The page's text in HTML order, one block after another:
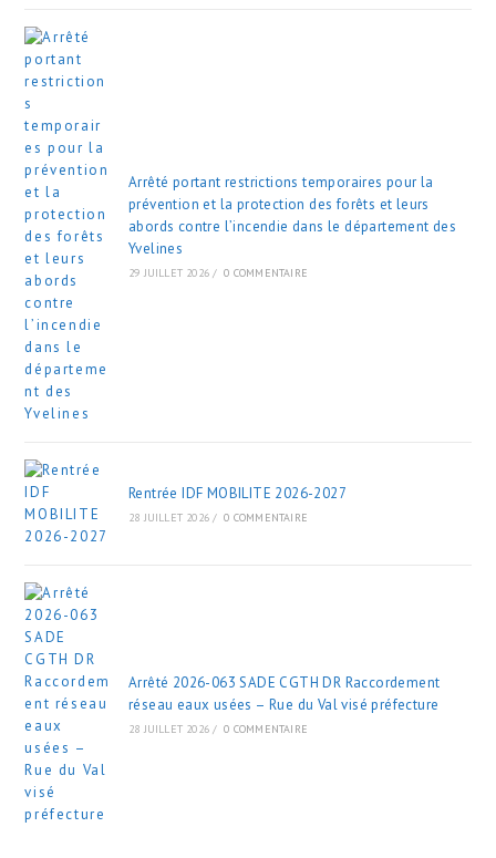
Arrêté portant restrictions temporaires pour la
prévention et la protection des forêts et leurs
abords contre l’incendie dans le département des
Yvelines
29 JUILLET 2026 / 0 COMMENTAIRE
Rentrée IDF MOBILITE 2026-2027
28 JUILLET 2026 / 0 COMMENTAIRE
Arrêté 2026-063 SADE CGTH DR Raccordement
réseau eaux usées – Rue du Val visé préfecture
28 JUILLET 2026 / 0 COMMENTAIRE